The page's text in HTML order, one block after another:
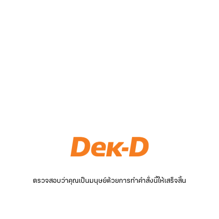
ตรวจสอบว่าคุณเป็นมนุษย์ด้วยการทำคำสั่งนี้ให้เสร็จสิ้น